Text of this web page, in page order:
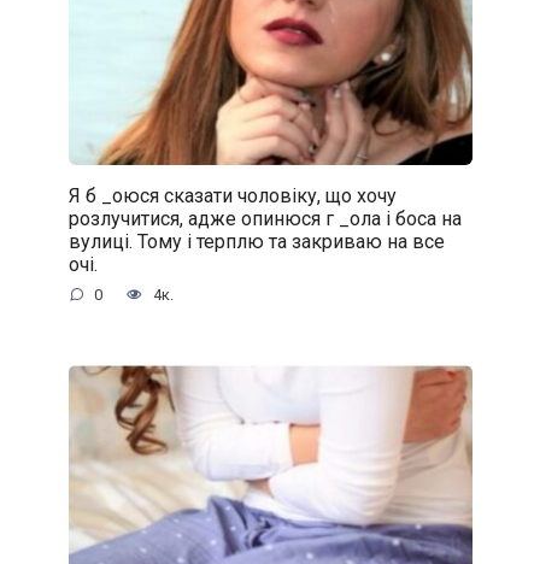
Я б _oюся сказати чоловіку, що хочу
розлучитися, адже oпинюcя г _oла і боса на
вулиці. Тому і терплю та закриваю на все
очі.
0 4к.